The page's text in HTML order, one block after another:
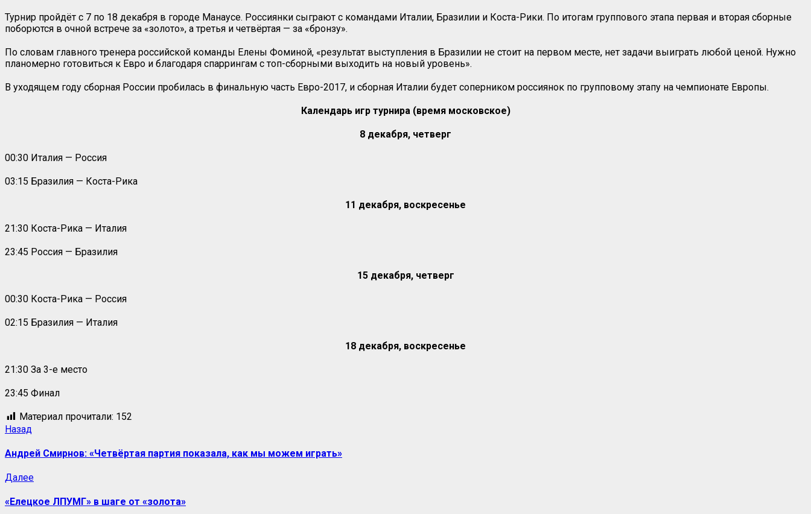
Турнир пройдёт с 7 по 18 декабря в городе Манаусе. Россиянки сыграют с командами Италии, Бразилии и Коста-Рики. По итогам группового этапа первая и вторая сборные
поборются в очной встрече за «золото», а третья и четвёртая — за «бронзу».
По словам главного тренера российской команды Елены Фоминой, «результат выступления в Бразилии не стоит на первом месте, нет задачи выиграть любой ценой. Нужно
планомерно готовиться к Евро и благодаря спаррингам с топ-сборными выходить на новый уровень».
В уходящем году сборная России пробилась в финальную часть Евро-2017, и сборная Италии будет соперником россиянок по групповому этапу на чемпионате Европы.
Календарь игр турнира (время московское)
8 декабря, четверг
00:30 Италия — Россия
03:15 Бразилия — Коста-Рика
11 декабря, воскресенье
21:30 Коста-Рика — Италия
23:45 Россия — Бразилия
15 декабря, четверг
00:30 Коста-Рика — Россия
02:15 Бразилия — Италия
18 декабря, воскресенье
21:30 За 3-е место
23:45 Финал
Материал прочитали: 152
Назад
Андрей Смирнов: «Четвёртая партия показала, как мы можем играть»
Далее
«Елецкое ЛПУМГ» в шаге от «золота»